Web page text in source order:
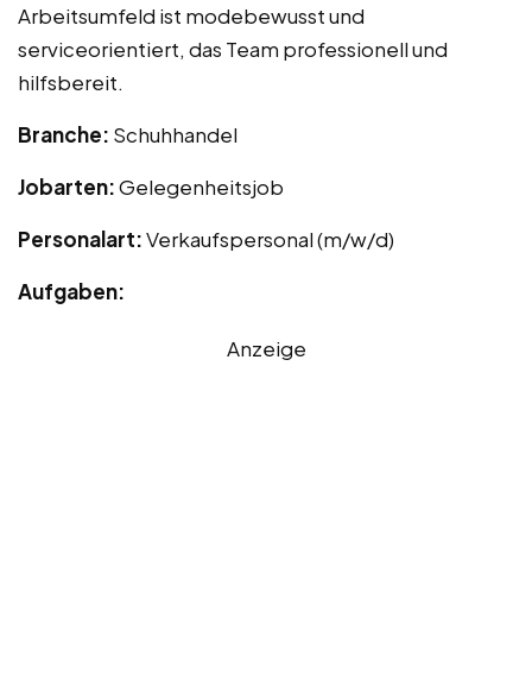
Arbeitsumfeld ist modebewusst und
serviceorientiert, das Team professionell und
hilfsbereit.
Branche: Schuhhandel
Jobarten:Gelegenheitsjob
Personalart:Verkaufspersonal (m/w/d)
Aufgaben:
Anzeige